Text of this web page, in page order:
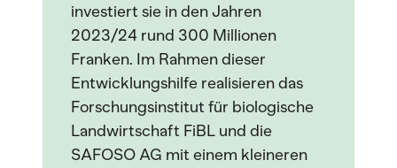
investiert sie in den Jahren
2023/24 rund 300 Millionen
Franken. Im Rahmen dieser
Entwicklungshilfe realisieren das
Forschungsinstitut für biologische
Landwirtschaft FiBL und die
SAFOSO AG mit einem kleineren